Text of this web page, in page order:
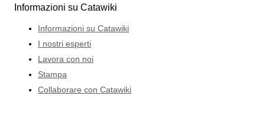
Informazioni su Catawiki
Informazioni su Catawiki
I nostri esperti
Lavora con noi
Stampa
Collaborare con Catawiki